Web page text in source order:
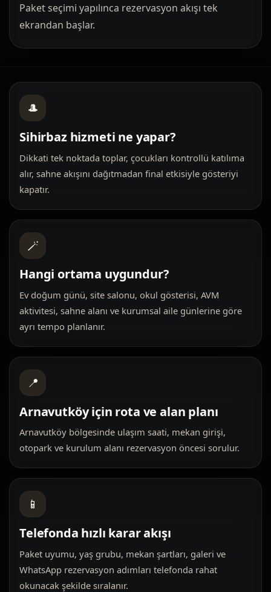
Paket seçimi yapılınca rezervasyon akışı tek
ekrandan başlar.
🎩
Sihirbaz hizmeti ne yapar?
Dikkati tek noktada toplar, çocukları kontrollü katılıma
alır, sahne akışını dağıtmadan final etkisiyle gösteriyi
kapatır.
🪄
Hangi ortama uygundur?
Ev doğum günü, site salonu, okul gösterisi, AVM
aktivitesi, sahne alanı ve kurumsal aile günlerine göre
ayrı tempo planlanır.
📍
Arnavutköy için rota ve alan planı
Arnavutköy bölgesinde ulaşım saati, mekan girişi,
otopark ve kurulum alanı rezervasyon öncesi sorulur.
📱
Telefonda hızlı karar akışı
Paket uyumu, yaş grubu, mekan şartları, galeri ve
WhatsApp rezervasyon adımları telefonda rahat
okunacak şekilde sıralanır.